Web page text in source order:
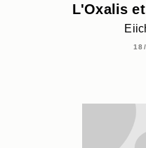
L'Oxalis